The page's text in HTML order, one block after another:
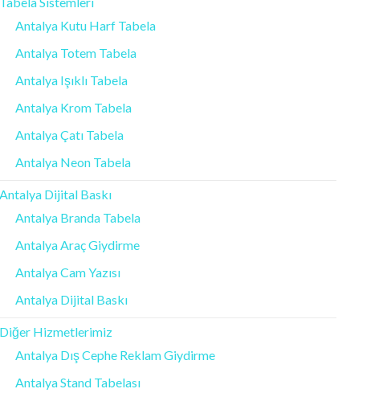
Antalya Kutu Harf Tabela
Antalya Totem Tabela
Antalya Işıklı Tabela
Antalya Krom Tabela
Antalya Çatı Tabela
Antalya Neon Tabela
Antalya Dijital Baskı
Antalya Branda Tabela
Antalya Araç Giydirme
Antalya Cam Yazısı
Antalya Dijital Baskı
Diğer Hizmetlerimiz
Antalya Dış Cephe Reklam Giydirme
Antalya Stand Tabelası